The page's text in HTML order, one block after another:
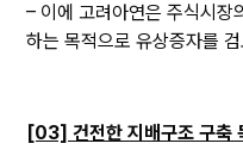
– 이에 고려아연은 주식시장
하는 목적으로 유상증자를
[03] 건전한 지배구조 구축